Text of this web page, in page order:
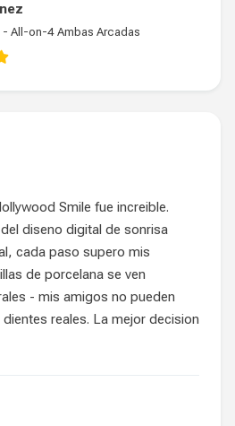
- All-on-4 Ambas Arcadas
Smile fue increible.
diseno digital de sonrisa
cada paso supero mis
de porcelana se ven
- mis amigos no pueden
reales. La mejor decision